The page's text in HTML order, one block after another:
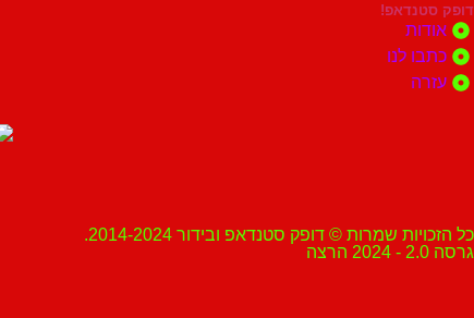
דופק סטנדאפ!
אודות
כתבו לנו
עזרה
כל הזכויות שמרות © דופק סטנדאפ ובידור 2014-2024.
גרסה 2.0 - 2024 הרצה